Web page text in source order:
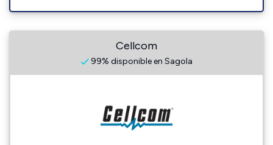
Cellcom
99% disponible en Sagola